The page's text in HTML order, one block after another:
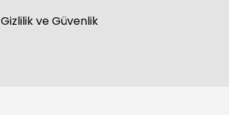
Gizlilik ve Güvenlik